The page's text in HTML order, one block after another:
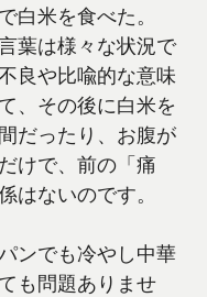
白米を食べた。
葉は様々な状況で
良や比喩的な意味
、その後に白米を
だったり、お腹が
けで、前の「痛
はないのです。
ンでも冷やし中華
も問題ありませ